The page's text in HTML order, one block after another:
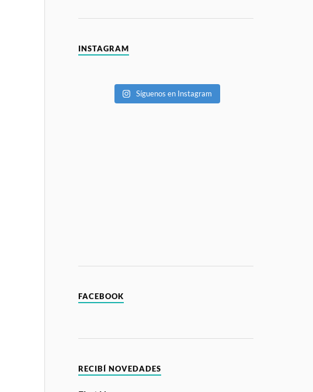
INSTAGRAM
Síguenos en Instagram
FACEBOOK
RECIBÍ NOVEDADES